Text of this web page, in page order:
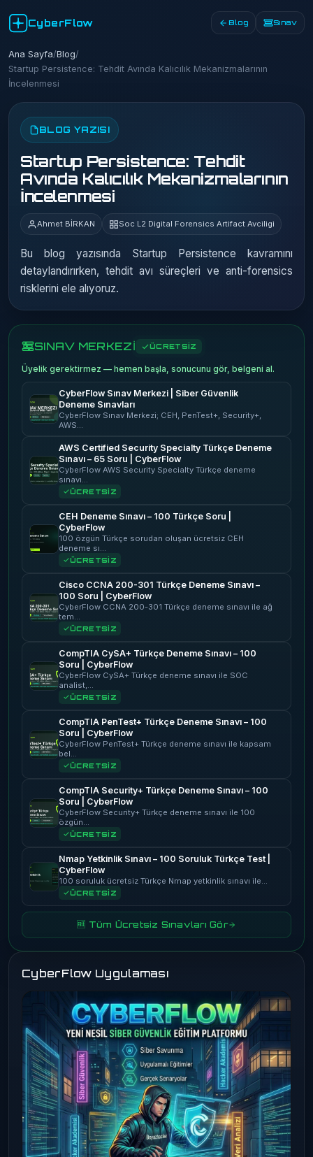
CyberFlow Blog Sınav
Ana Sayfa/Blog/
Startup Persistence: Tehdit Avında Kalıcılık Mekanizmalarının
İncelenmesi
BLOG YAZISI
Startup Persistence: Tehdit
Avında Kalıcılık Mekanizmalarının
İncelenmesi
Ahmet BİRKAN Soc L2 Digital Forensics Artifact Avciligi
Bu blog yazısında Startup Persistence kavramını
detaylandırırken, tehdit avı süreçleri ve anti-forensics
risklerini ele alıyoruz.
SINAV MERKEZİ ÜCRETSİZ
Üyelik gerektirmez — hemen başla, sonucunu gör, belgeni al.
CyberFlow Sınav Merkezi | Siber Güvenlik
Deneme Sınavları
CyberFlow Sınav Merkezi; CEH, PenTest+, Security+,
AWS…
AWS Certified Security Specialty Türkçe Deneme
Sınavı – 65 Soru | CyberFlow
CyberFlow AWS Security Specialty Türkçe deneme
sınavı…
ÜCRETSİZ
CEH Deneme Sınavı – 100 Türkçe Soru |
CyberFlow
100 özgün Türkçe sorudan oluşan ücretsiz CEH
deneme sı…
ÜCRETSİZ
Cisco CCNA 200-301 Türkçe Deneme Sınavı –
100 Soru | CyberFlow
CyberFlow CCNA 200-301 Türkçe deneme sınavı ile ağ
tem…
ÜCRETSİZ
CompTIA CySA+ Türkçe Deneme Sınavı – 100
Soru | CyberFlow
CyberFlow CySA+ Türkçe deneme sınavı ile SOC
analist,…
ÜCRETSİZ
CompTIA PenTest+ Türkçe Deneme Sınavı – 100
Soru | CyberFlow
CyberFlow PenTest+ Türkçe deneme sınavı ile kapsam
bel…
ÜCRETSİZ
CompTIA Security+ Türkçe Deneme Sınavı – 100
Soru | CyberFlow
CyberFlow Security+ Türkçe deneme sınavı ile 100
özgün…
ÜCRETSİZ
Nmap Yetkinlik Sınavı – 100 Soruluk Türkçe Test |
CyberFlow
100 soruluk ücretsiz Türkçe Nmap yetkinlik sınavı ile…
ÜCRETSİZ
🆓 Tüm Ücretsiz Sınavları Gör
CyberFlow Uygulaması